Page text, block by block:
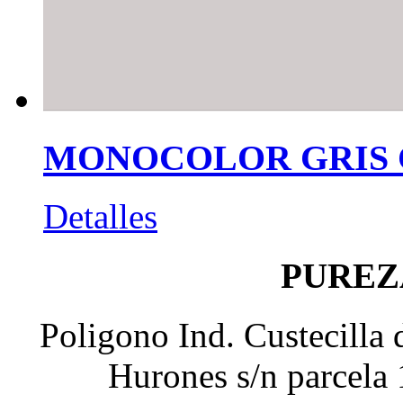
MONOCOLOR GRIS
Detalles
Poligono Ind. Custecilla
Hurones s/n